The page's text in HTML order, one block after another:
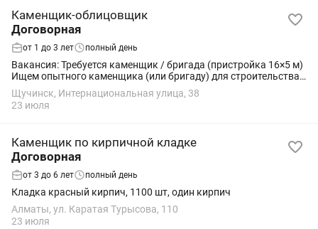
Каменщик-облицовщик
Договорная
от 1 до 3 лет полный день
Вакансия: Требуется каменщик / бригада (пристройка 16×5 м)
Ищем опытного каменщика (или бригаду) для строительства
пристройки. ОБЪЕМ РАБОТ: Объект: Пристройка к зданию
Размеры: 16 м (длина) × 5 м...
Щучинск, Интернациональная улица, 38
23 июля
Каменщик по кирпичной кладке
Договорная
от 3 до 6 лет полный день
Кладка красный кирпич, 1100 шт, один кирпич
Алматы, ул. Каратая Турысова, 110
23 июля